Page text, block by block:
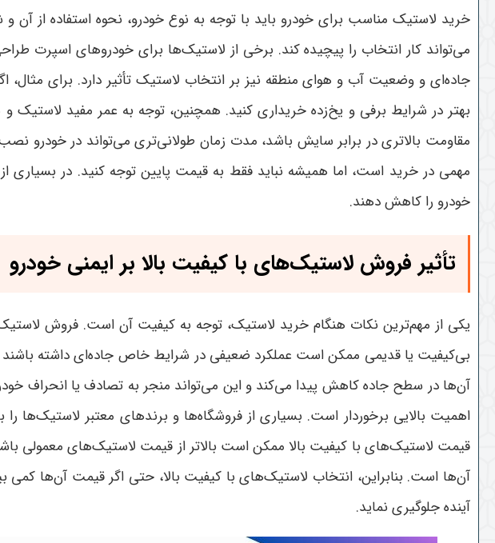
خرید لاستیک مناسب برای خودرو باید با توجه به نوع خودرو، نحوه استفاده از آن
می‌تواند کار انتخاب را پیچیده کند. برخی از لاستیک‌ها برای خودروهای اسپرت
جاده‌ای و وضعیت آب و هوای منطقه نیز بر انتخاب لاستیک تأثیر دارد. برای
بهتر در شرایط برفی و یخ‌زده خریداری کنید. همچنین، توجه به عمر مفید لاستیک
مقاومت بالاتری در برابر سایش باشد، مدت زمان طولانی‌تری می‌تواند در
مهمی در خرید است، اما همیشه نباید فقط به قیمت پایین توجه کنید. در بسیاری
خودرو را کاهش دهند.
تأثیر فروش لاستیک‌های با کیفیت بالا بر ایمنی خودرو
یکی از مهم‌ترین نکات هنگام خرید لاستیک، توجه به کیفیت آن است. فروش
بی‌کیفیت یا قدیمی ممکن است عملکرد ضعیفی در شرایط خاص جاده‌ای داشته باشند
آن‌ها در سطح جاده کاهش پیدا می‌کند و این می‌تواند منجر به تصادف یا انحراف
اهمیت بالایی برخوردار است. بسیاری از فروشگاه‌ها و برندهای معتبر لاستیک‌ها
قیمت لاستیک‌های با کیفیت بالا ممکن است بالاتر از قیمت لاستیک‌های معمولی
آن‌ها است. بنابراین، انتخاب لاستیک‌های با کیفیت بالا، حتی اگر قیمت آن‌ها کمی
آینده جلوگیری نماید.